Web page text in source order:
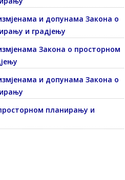
и допунама Закона о
и градјењу
Закона о просторном
и допунама Закона о
планирању и